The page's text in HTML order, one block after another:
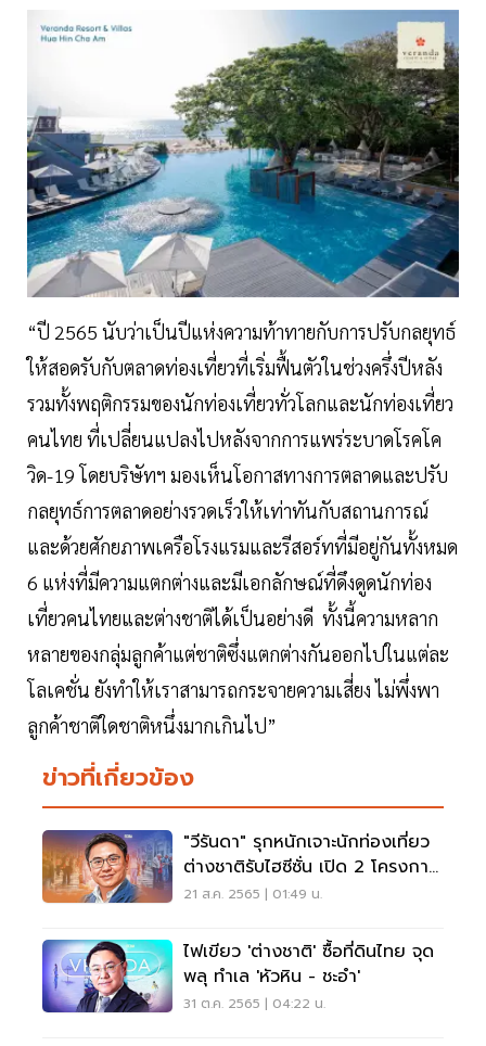
“ปี 2565 นับว่าเป็นปีแห่งความท้าทายกับการปรับกลยุทธ์
ให้สอดรับกับตลาดท่องเที่ยวที่เริ่มฟื้นตัวในช่วงครึ่งปีหลัง
รวมทั้งพฤติกรรมของนักท่องเที่ยวทั่วโลกและนักท่องเที่ยว
คนไทย ที่เปลี่ยนแปลงไปหลังจากการแพร่ระบาดโรคโค
วิด-19 โดยบริษัทฯ มองเห็นโอกาสทางการตลาดและปรับ
กลยุทธ์การตลาดอย่างรวดเร็วให้เท่าทันกับสถานการณ์
และด้วยศักยภาพเครือโรงแรมและรีสอร์ทที่มีอยู่กันทั้งหมด
6 แห่งที่มีความแตกต่างและมีเอกลักษณ์ที่ดึงดูดนักท่อง
เที่ยวคนไทยและต่างชาติได้เป็นอย่างดี ทั้งนี้ความหลาก
หลายของกลุ่มลูกค้าแต่ชาติซึ่งแตกต่างกันออกไปในแต่ละ
โลเคชั่น ยังทำให้เราสามารถกระจายความเสี่ยง ไม่พึ่งพา
ลูกค้าชาติใดชาติหนึ่งมากเกินไป”
ข่าวที่เกี่ยวข้อง
"วีรันดา" รุกหนักเจาะนักท่องเที่ยว
ต่างชาติรับไฮซีซั่น เปิด 2 โครงการ
ใหม่
21 ส.ค. 2565 | 01:49 น.
ไฟเขียว 'ต่างชาติ' ซื้อที่ดินไทย จุด
พลุ ทำเล 'หัวหิน - ชะอำ'
31 ต.ค. 2565 | 04:22 น.